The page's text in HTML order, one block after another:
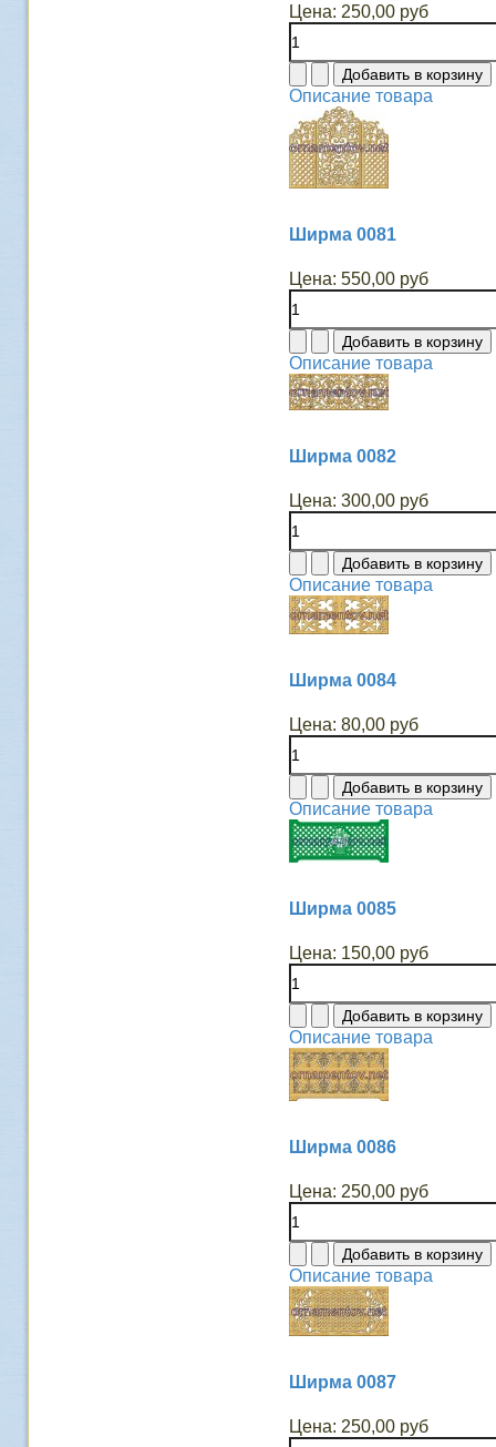
Цена: 250,00 руб
Описание товара
Ширма 0081
Цена: 550,00 руб
Описание товара
Ширма 0082
Цена: 300,00 руб
Описание товара
Ширма 0084
Цена: 80,00 руб
Описание товара
Ширма 0085
Цена: 150,00 руб
Описание товара
Ширма 0086
Цена: 250,00 руб
Описание товара
Ширма 0087
Цена: 250,00 руб